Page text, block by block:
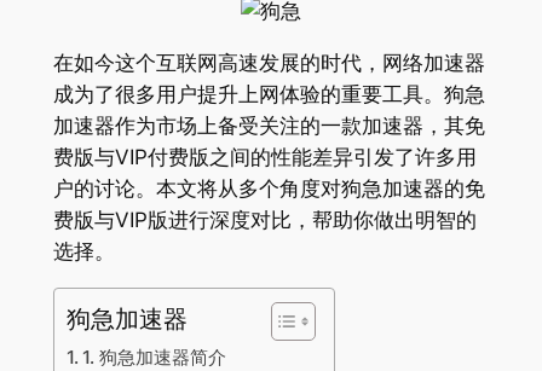
在如今这个互联网高速发展的时代，网络加速器
成为了很多用户提升上网体验的重要工具。狗急
加速器作为市场上备受关注的一款加速器，其免
费版与VIP付费版之间的性能差异引发了许多用
户的讨论。本文将从多个角度对狗急加速器的免
费版与VIP版进行深度对比，帮助你做出明智的
选择。
狗急加速器
1. 狗急加速器简介